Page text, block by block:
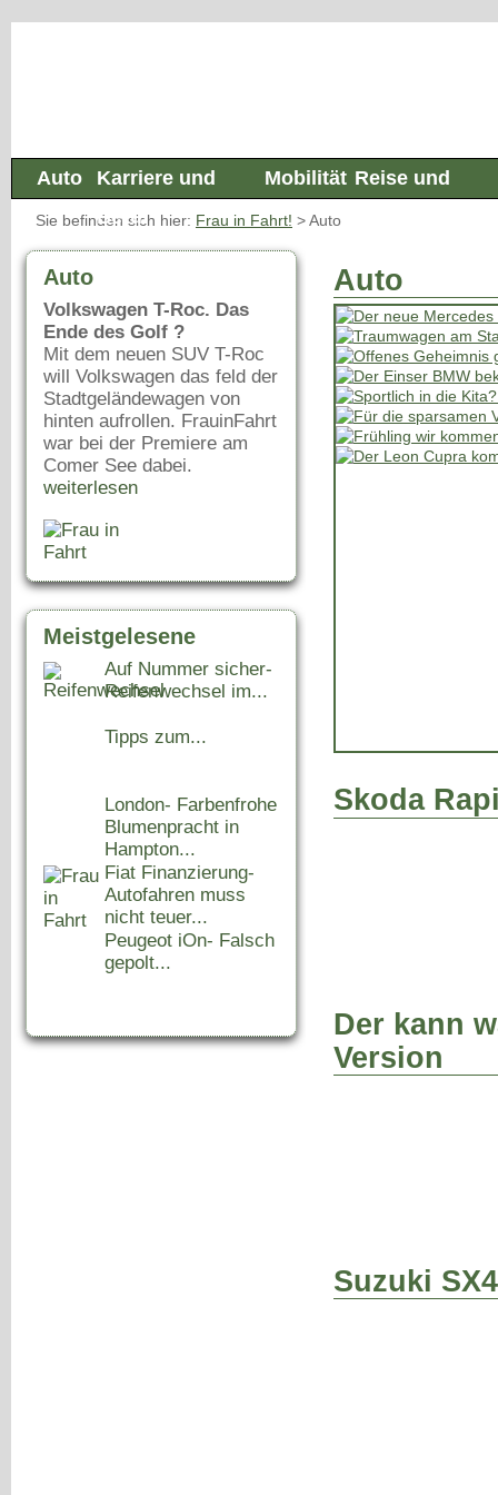
Auto
Karriere und
Beruf
Mobilität Reise und
Sie befinden sich hier: Frau in Fahrt! >Auto
Auto
Skoda
Der kann
Version
Suzuki
Auto
Volkswagen T-Roc. Das
Ende des Golf ?
Mit dem neuen SUV T-Roc
will Volkswagen das feld der
Stadtgeländewagen von
hinten aufrollen. FrauinFahrt
war bei der Premiere am
Comer See dabei.
weiterlesen
Meistgelesene
Auf Nummer sicher-
Reifenwechsel im...
Tipps zum...
London- Farbenfrohe
Blumenpracht in
Hampton...
Fiat Finanzierung-
Autofahren muss
nicht teuer...
Peugeot iOn- Falsch
gepolt...